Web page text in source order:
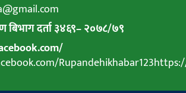
बिभाग दर्ता ३४६९–२०७८/७९